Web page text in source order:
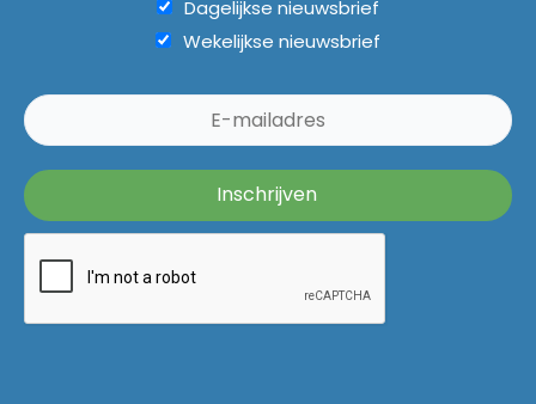
Dagelijkse nieuwsbrief
Wekelijkse nieuwsbrief